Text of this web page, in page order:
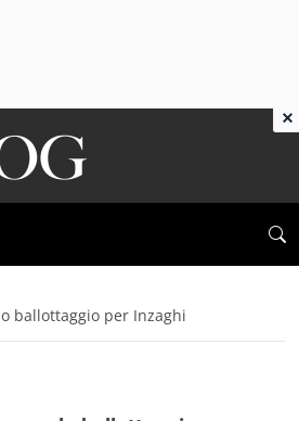
ballottaggio per Inzaghi
×